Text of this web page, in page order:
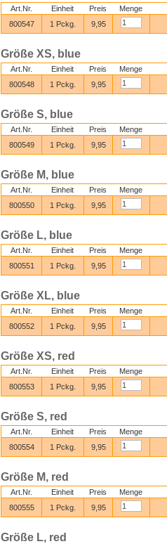
Art.Nr. Einheit Preis
Menge
800547
1 Pckg. 9,95
Größe XS, blue
Art.Nr. Einheit Preis
Menge
800548
1 Pckg. 9,95
Größe S, blue
Art.Nr. Einheit Preis
Menge
800549
1 Pckg. 9,95
Größe M, blue
Art.Nr. Einheit Preis
Menge
800550
1 Pckg. 9,95
Größe L, blue
Art.Nr. Einheit Preis
Menge
800551
1 Pckg. 9,95
Größe XL, blue
Art.Nr. Einheit Preis
Menge
800552
1 Pckg. 9,95
Größe XS, red
Art.Nr. Einheit Preis
Menge
800553
1 Pckg. 9,95
Größe S, red
Art.Nr. Einheit Preis
Menge
800554
1 Pckg. 9,95
Größe M, red
Art.Nr. Einheit Preis
Menge
800555
1 Pckg. 9,95
Größe L, red